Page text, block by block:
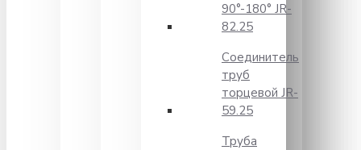
90°-180° JR-
82.25
Соединитель
труб
торцевой JR-
59.25
Труба